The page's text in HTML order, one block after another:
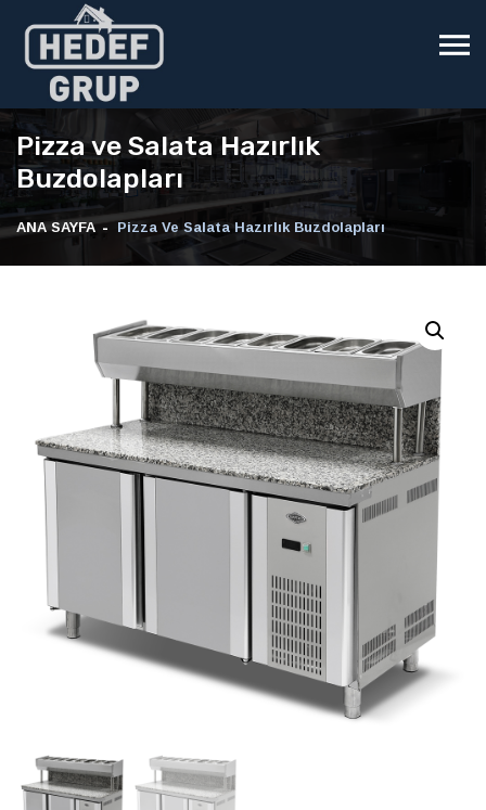
Pizza ve Salata Hazırlık
Buzdolapları
ANA SAYFA Pizza Ve Salata Hazırlık Buzdolapları